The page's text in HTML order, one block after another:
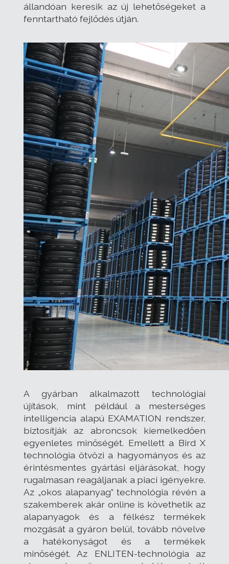
állandóan keresik az új lehetőségeket a
fenntartható fejlődés útján.
A gyárban alkalmazott technológiai
újítások, mint például a mesterséges
intelligencia alapú EXAMATION rendszer,
biztosítják az abroncsok kiemelkedően
egyenletes minőségét. Emellett a Bird X
technológia ötvözi a hagyományos és az
érintésmentes gyártási eljárásokat, hogy
rugalmasan reagáljanak a piaci igényekre.
Az „okos alapanyag” technológia révén a
szakemberek akár online is követhetik az
alapanyagok és a félkész termékek
mozgását a gyáron belül, tovább növelve
a hatékonyságot és a termékek
minőségét. Az ENLITEN-technológia az